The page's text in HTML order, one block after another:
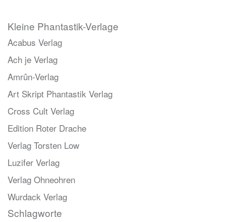
Kleine Phantastik-Verlage
Acabus Verlag
Ach je Verlag
Amrûn-Verlag
Art Skript Phantastik Verlag
Cross Cult Verlag
Edition Roter Drache
Verlag Torsten Low
Luzifer Verlag
Verlag Ohneohren
Wurdack Verlag
Schlagworte